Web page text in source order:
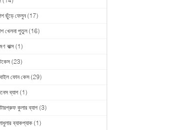
ছুঁড়ে ফেলুন (17)
খেলনা পুতুল(16)
বাক্স(1)
(23)
ফোন কেস (29)
ব্যাগ(1)
কুলার ব্যাগ(3)
ব্যাকপ্যাক(1)